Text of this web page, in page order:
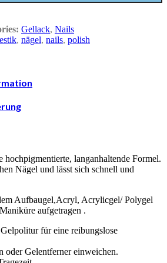
Gellack, Nails
, nägel, nails, polish
hochpigmentierte, langanhaltende Formel.
Nägel und lässt sich schnell und
Aufbaugel,Acryl, Acrylicgel/ Polygel
aufgetragen .
für eine reibungslose
oder Gelentferner einweichen.